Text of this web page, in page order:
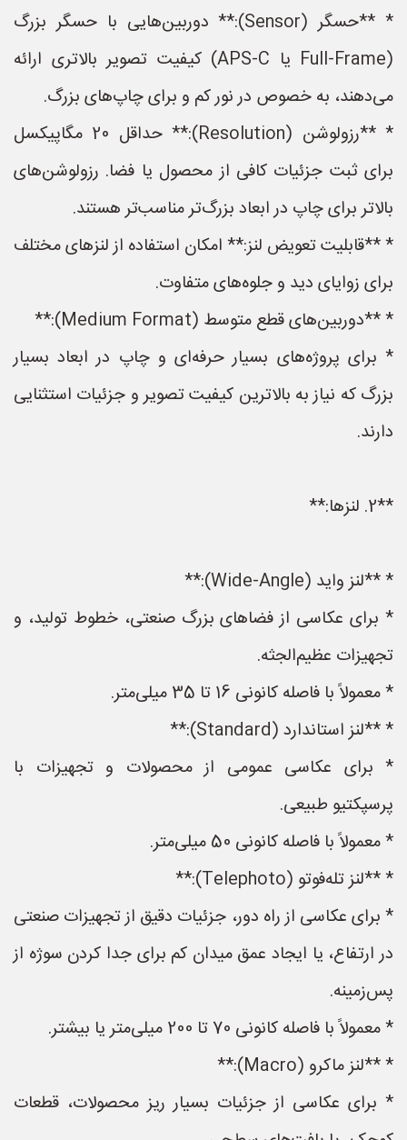
* **حسگر (Sensor):** دوربین‌هایی با حسگر بزرگ
(Full-Frame یا APS-C) کیفیت تصویر بالاتری ارائه
می‌دهند، به خصوص در نور کم و برای چاپ‌های بزرگ.
* **رزولوشن (Resolution):** حداقل 20 مگاپیکسل
برای ثبت جزئیات کافی از محصول یا فضا. رزولوشن‌های
بالاتر برای چاپ در ابعاد بزرگ‌تر مناسب‌تر هستند.
* **قابلیت تعویض لنز:** امکان استفاده از لنزهای مختلف
برای زوایای دید و جلوه‌های متفاوت.
* **دوربین‌های قطع متوسط (Medium Format):**
* برای پروژه‌های بسیار حرفه‌ای و چاپ در ابعاد بسیار
بزرگ که نیاز به بالاترین کیفیت تصویر و جزئیات استثنایی
دارند.
**2. لنزها:**
* **لنز واید (Wide-Angle):**
* برای عکاسی از فضاهای بزرگ صنعتی، خطوط تولید، و
تجهیزات عظیم‌الجثه.
* معمولاً با فاصله کانونی 16 تا 35 میلی‌متر.
* **لنز استاندارد (Standard):**
* برای عکاسی عمومی از محصولات و تجهیزات با
پرسپکتیو طبیعی.
* معمولاً با فاصله کانونی 50 میلی‌متر.
* **لنز تله‌فوتو (Telephoto):**
* برای عکاسی از راه دور، جزئیات دقیق از تجهیزات صنعتی
در ارتفاع، یا ایجاد عمق میدان کم برای جدا کردن سوژه از
پس‌زمینه.
* معمولاً با فاصله کانونی 70 تا 200 میلی‌متر یا بیشتر.
* **لنز ماکرو (Macro):**
* برای عکاسی از جزئیات بسیار ریز محصولات، قطعات